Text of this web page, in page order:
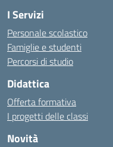
I Servizi
Personale scolastico
Famiglie e studenti
Percorsi di studio
Didattica
Offerta formativa
I progetti delle classi
Novità